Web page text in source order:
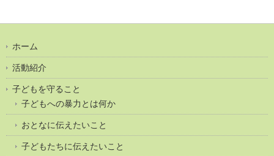
ホーム
活動紹介
子どもを守ること
子どもへの暴力とは何か
おとなに伝えたいこと
子どもたちに伝えたいこと